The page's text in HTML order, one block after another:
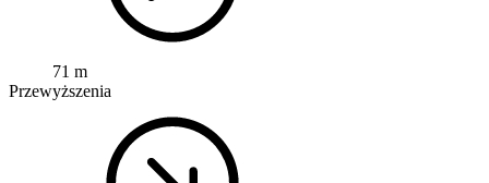
71 m
Przewyższenia